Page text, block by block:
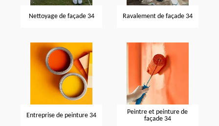
Nettoyage de façade 34 Ravalement de façade 34
Entreprise de peinture 34
Peintre et peinture de
façade 34